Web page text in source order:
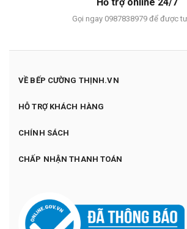
Gọi ngay 0987838979 để được
VỀ BẾP CƯỜNG THỊNH.VN
HỖ TRỢ KHÁCH HÀNG
CHÍNH SÁCH
CHẤP NHẬN THANH TOÁN